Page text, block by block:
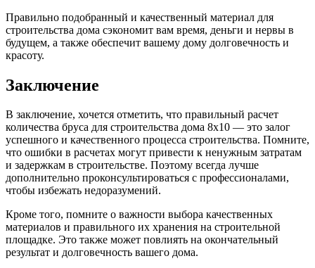
Правильно подобранный и качественный материал для
строительства дома сэкономит вам время, деньги и нервы в
будущем, а также обеспечит вашему дому долговечность и
красоту.
Заключение
В заключение, хочется отметить, что правильный расчет
количества бруса для строительства дома 8х10 — это залог
успешного и качественного процесса строительства. Помните,
что ошибки в расчетах могут привести к ненужным затратам
и задержкам в строительстве. Поэтому всегда лучше
дополнительно проконсультироваться с профессионалами,
чтобы избежать недоразумений.
Кроме того, помните о важности выбора качественных
материалов и правильного их хранения на строительной
площадке. Это также может повлиять на окончательный
результат и долговечность вашего дома.